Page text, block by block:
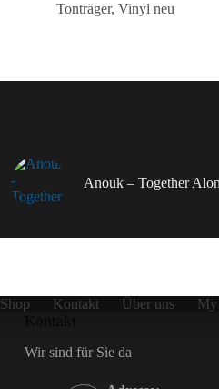
Tonträger, Vinyl neu
Anouk – Together
Shop Kontakt Über uns
My
Wir sind für Sie da